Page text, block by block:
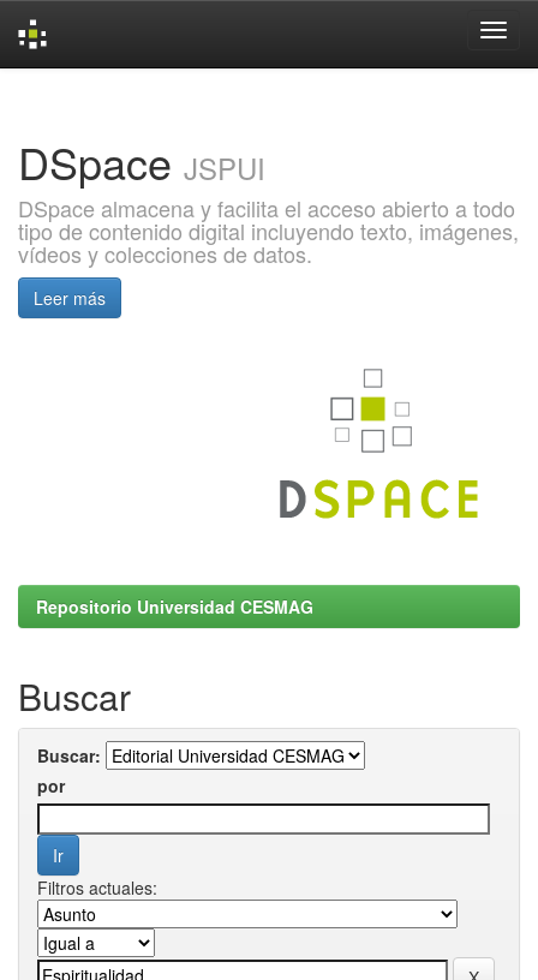
DSpace JSPUI
DSpace almacena y facilita el acceso abierto a todo
tipo de contenido digital incluyendo texto, imágenes,
vídeos y colecciones de datos.
Leer más
Repositorio Universidad CESMAG
Buscar
Buscar:
por
Filtros actuales: